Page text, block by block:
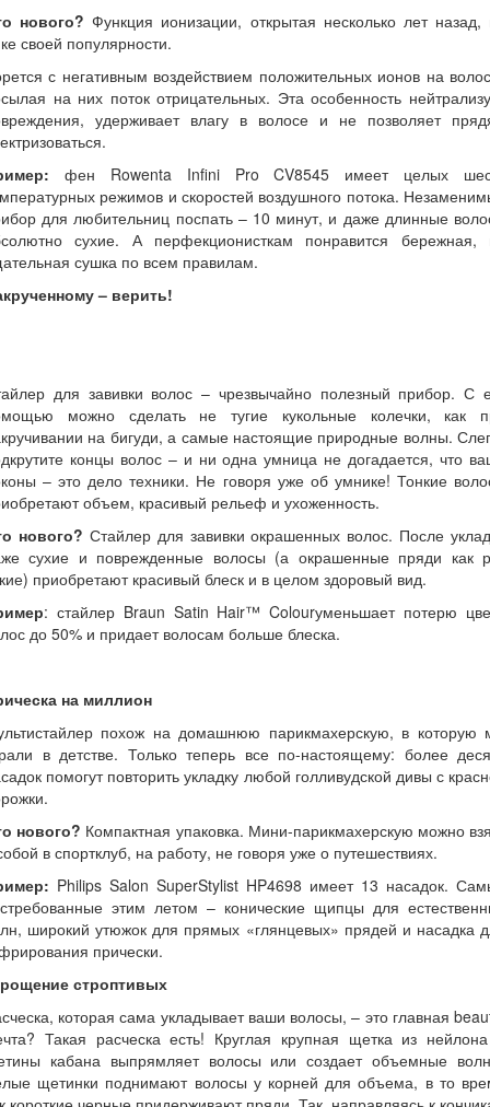
нового? Функция ионизации, открытая несколько лет назад,
своей популярности.
с негативным воздействием положительных ионов на
на них поток отрицательных. Эта особенность
удерживает влагу в волосе и не позволяет
фен Rowenta Infini Pro CV8545 имеет целых
режимов и скоростей воздушного потока.
для любительниц поспать – 10 минут, и даже длинные
сухие. А перфекционисткам понравится бережная,
сушка по всем правилам.
– верить!
для завивки волос – чрезвычайно полезный прибор. С
можно сделать не тугие кукольные колечки, как
на бигуди, а самые настоящие природные волны.
концы волос – и ни одна умница не догадается, что
– это дело техники. Не говоря уже об умнике! Тонкие
объем, красивый рельеф и ухоженность.
нового? Стайлер для завивки окрашенных волос. После
сухие и поврежденные волосы (а окрашенные пряди как
приобретают красивый блеск и в целом здоровый вид.
: стайлер Braun Satin Hair™ Colourуменьшает потерю
до 50% и придает волосам больше блеска.
на миллион
похож на домашнюю парикмахерскую, в которую
в детстве. Только теперь все по-настоящему: более
помогут повторить укладку любой голливудской дивы с
нового? Компактная упаковка. Мини-парикмахерскую можно
в спортклуб, на работу, не говоря уже о путешествиях.
Philips Salon SuperStylist HP4698 имеет 13 насадок.
этим летом – конические щипцы для
широкий утюжок для прямых «глянцевых» прядей и насадка
прически.
строптивых
которая сама укладывает ваши волосы, – это главная
Такая расческа есть! Круглая крупная щетка из
кабана выпрямляет волосы или создает объемные
щетинки поднимают волосы у корней для объема, в то